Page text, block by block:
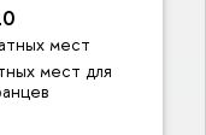
мест
мест для